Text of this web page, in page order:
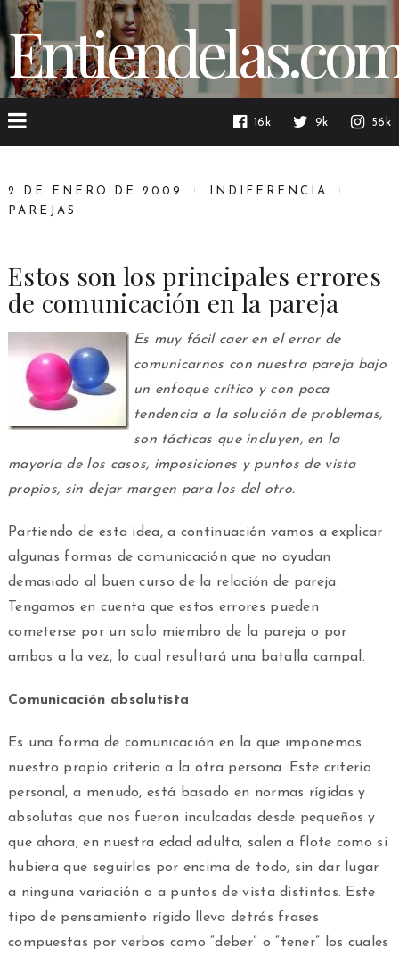
16k 9k 56k
2 DE ENERO DE 2009
INDIFERENCIA
PAREJAS
Estos son los principales errores
de comunicación en la pareja
Es muy fácil caer en el error de
comunicarnos con nuestra pareja bajo
un enfoque crítico y con poca
tendencia a la solución de problemas,
son tácticas que incluyen, en la
mayoría de los casos, imposiciones y puntos de vista
propios, sin dejar margen para los del otro.
Partiendo de esta idea, a continuación vamos a explicar
algunas formas de comunicación que no ayudan
demasiado al buen curso de la relación de pareja.
Tengamos en cuenta que estos errores pueden
cometerse por un solo miembro de la pareja o por
ambos a la vez, lo cual resultará una batalla campal.
Comunicación absolutista
Es una forma de comunicación en la que imponemos
nuestro propio criterio a la otra persona. Este criterio
personal, a menudo, está basado en normas rígidas y
absolutas que nos fueron inculcadas desde pequeños y
que ahora, en nuestra edad adulta, salen a flote como si
hubiera que seguirlas por encima de todo, sin dar lugar
a ninguna variación o a puntos de vista distintos. Este
tipo de pensamiento rígido lleva detrás frases
compuestas por verbos como “deber” o “tener” los cuales